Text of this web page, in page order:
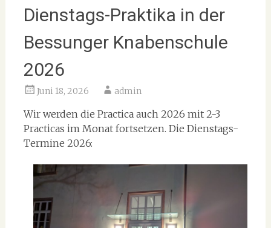
Dienstags-Praktika in der
Bessunger Knabenschule
2026
Juni 18, 2026 admin
Wir werden die Practica auch 2026 mit 2-3
Practicas im Monat fortsetzen. Die Dienstags-
Termine 2026: